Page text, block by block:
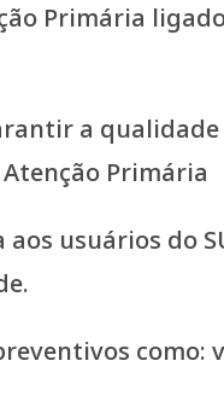
Primária
a qualidade
Primária
usuários do
como: